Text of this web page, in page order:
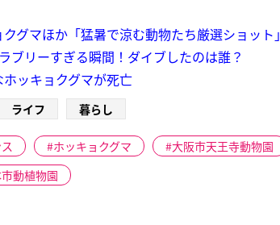
グマほか「猛暑で涼む動物たち厳選ショット」
ブリーすぎる瞬間！ダイブしたのは誰？
ッキョクグマが死亡
ライフ 暮らし
ホッキョクグマ 大阪市天王寺動物園
動植物園